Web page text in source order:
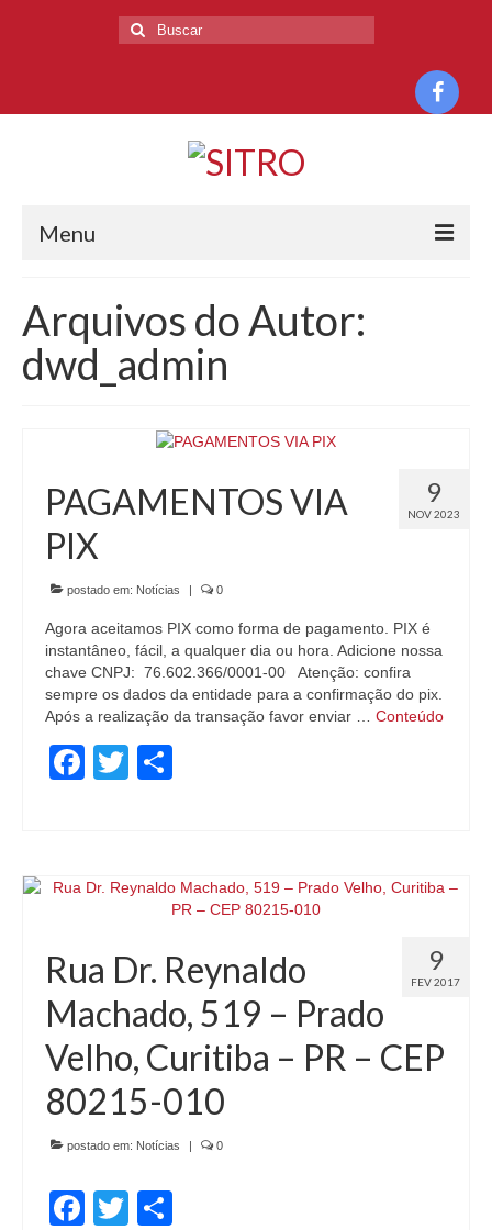
Menu
O SINDICATO
HISTÓRIA
DIRETORIA
SITRO NA UGT
ASSOCIE-SE
ASSESSORIA JURÍDICA
CURSOS DE FORMAÇÃO PROFISSIONAL
ACORDOS COLETIVOS
CADASTRO DE EMPRESAS
CONCILIAÇÃO PRÉVIA
CONTRIBUIÇÃO ASSISTENCIAL
CONTRIBUIÇÃO SINDICAL
MODELOS DE ACORDOS
RESCISÃO DE CONTRATO
NOTÍCIAS
Arquivos do Autor:
dwd_admin
9
NOV 2023
PAGAMENTOS VIA
PIX
postado em: Notícias | 0
Agora aceitamos PIX como forma de pagamento. PIX é
instantâneo, fácil, a qualquer dia ou hora. Adicione nossa
chave CNPJ: 76.602.366/0001-00 Atenção: confira
sempre os dados da entidade para a confirmação do pix.
Após a realização da transação favor enviar … Conteúdo
Facebook
Twitter
9
FEV 2017
Rua Dr. Reynaldo
Machado, 519 – Prado
Velho, Curitiba – PR – CEP
80215-010
postado em: Notícias | 0
Facebook
Twitter